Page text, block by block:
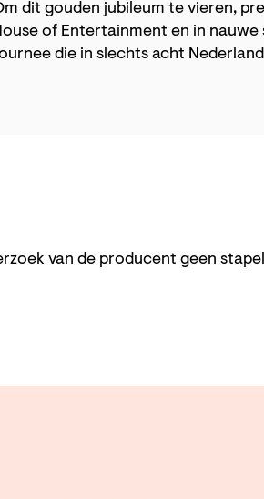
dit gouden jubileum te vieren,
of Entertainment en in
die in slechts acht
van de producent geen